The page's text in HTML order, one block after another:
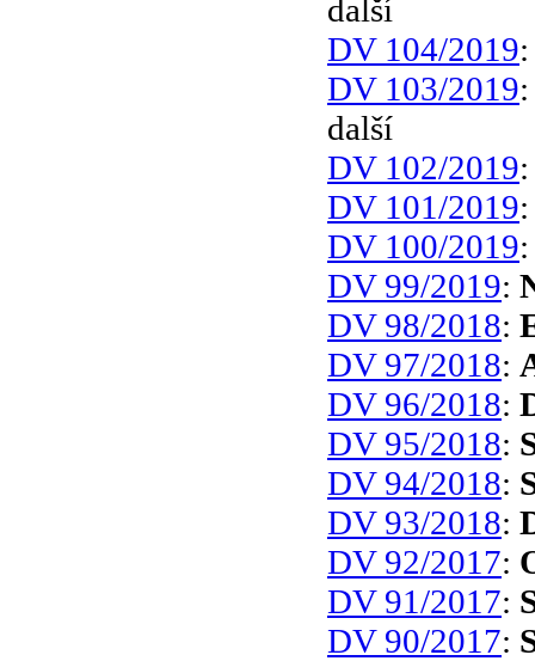
další
DV 104/2019
DV 103/2019
další
DV 102/2019
DV 101/2019
DV 100/2019
DV 99/2019:
DV 98/2018:
DV 97/2018:
DV 96/2018:
DV 95/2018:
DV 94/2018:
DV 93/2018:
DV 92/2017:
DV 91/2017:
DV 90/2017: